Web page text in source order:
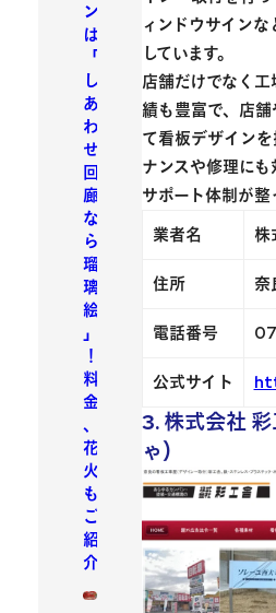
ィンドウサイン
しています。
店舗だけでなく
績も豊富で、店
て看板デザイン
ナンスや修理に
サポート体制が整
業者名
株
住所 奈
電話番号
公式サイト
3. 株式会社
ゃ）
ン
は
「
し
あ
わ
せ
回
廊
な
ら
瑠
璃
絵
」
！
料
金
、
花
火
も
ご
紹
介